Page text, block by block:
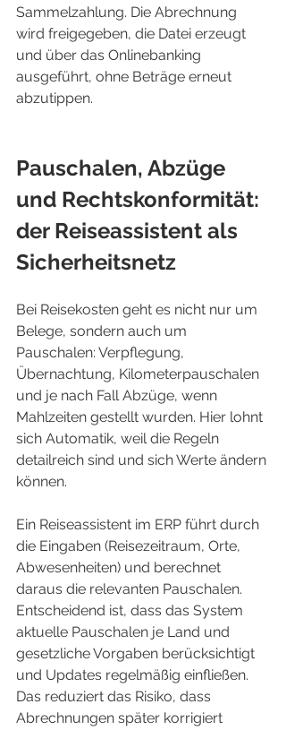
Sammelzahlung. Die Abrechnung
wird freigegeben, die Datei erzeugt
und über das Onlinebanking
ausgeführt, ohne Beträge erneut
abzutippen.
Pauschalen, Abzüge
und Rechtskonformität:
der Reiseassistent als
Sicherheitsnetz
Bei Reisekosten geht es nicht nur um
Belege, sondern auch um
Pauschalen: Verpflegung,
Übernachtung, Kilometerpauschalen
und je nach Fall Abzüge, wenn
Mahlzeiten gestellt wurden. Hier lohnt
sich Automatik, weil die Regeln
detailreich sind und sich Werte ändern
können.
Ein Reiseassistent im ERP führt durch
die Eingaben (Reisezeitraum, Orte,
Abwesenheiten) und berechnet
daraus die relevanten Pauschalen.
Entscheidend ist, dass das System
aktuelle Pauschalen je Land und
gesetzliche Vorgaben berücksichtigt
und Updates regelmäßig einfließen.
Das reduziert das Risiko, dass
Abrechnungen später korrigiert